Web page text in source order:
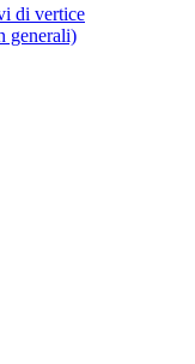
di vertice
generali)